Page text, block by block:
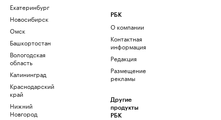
Екатеринбург
Новосибирск
Омск
Башкортостан
Вологодская
область
Калининград
Краснодарский
край
Нижний
Новгород
РБК
О компании
Контактная
информация
Редакция
Размещение
рекламы
Другие
продукты
РБК